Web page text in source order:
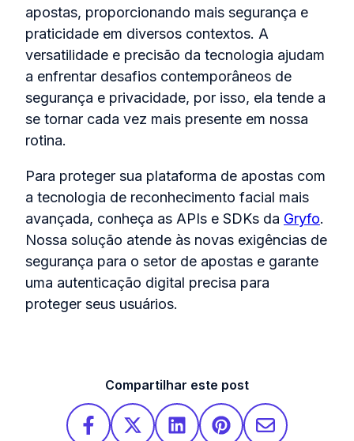
apostas, proporcionando mais segurança e
praticidade em diversos contextos. A
versatilidade e precisão da tecnologia ajudam
a enfrentar desafios contemporâneos de
segurança e privacidade, por isso, ela tende a
se tornar cada vez mais presente em nossa
rotina.
Para proteger sua plataforma de apostas com
a tecnologia de reconhecimento facial mais
avançada, conheça as APIs e SDKs da Gryfo.
Nossa solução atende às novas exigências de
segurança para o setor de apostas e garante
uma autenticação digital precisa para
proteger seus usuários.
Compartilhar este post